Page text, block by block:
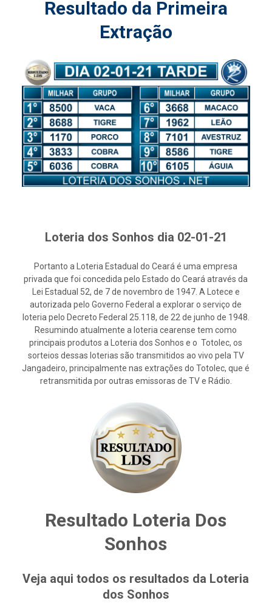
Resultado da Primeira
Extração
Loteria dos Sonhos dia 02-01-21
Portanto a Loteria Estadual do Ceará é uma empresa
privada que foi concedida pelo Estado do Ceará através da
Lei Estadual 52, de 7 de novembro de 1947. A Lotece e
autorizada pelo Governo Federal a explorar o serviço de
loteria pelo Decreto Federal 25.118, de 22 de junho de 1948.
Resumindo atualmente a loteria cearense tem como
principais produtos a Loteria dos Sonhos e o Totolec, os
sorteios dessas loterias são transmitidos ao vivo pela TV
Jangadeiro, principalmente nas extrações do Totolec, que é
retransmitida por outras emissoras de TV e Rádio.
Resultado Loteria Dos
Sonhos
Veja aqui todos os resultados da Loteria
dos Sonhos